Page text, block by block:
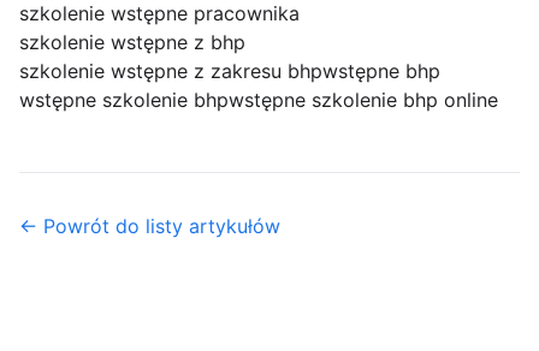
szkolenie wstępne pracownika
szkolenie wstępne z bhp
szkolenie wstępne z zakresu bhpwstępne bhp
wstępne szkolenie bhpwstępne szkolenie bhp online
← Powrót do listy artykułów